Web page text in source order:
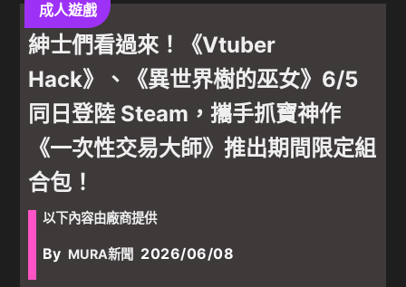
成人遊戲
紳士們看過來！《Vtuber
Hack》、《異世界樹的巫女》6/5
同日登陸 Steam，攜手抓寶神作
《一次性交易大師》推出期間限定組
合包！
以下內容由廠商提供
By MURA新聞 2026/06/08